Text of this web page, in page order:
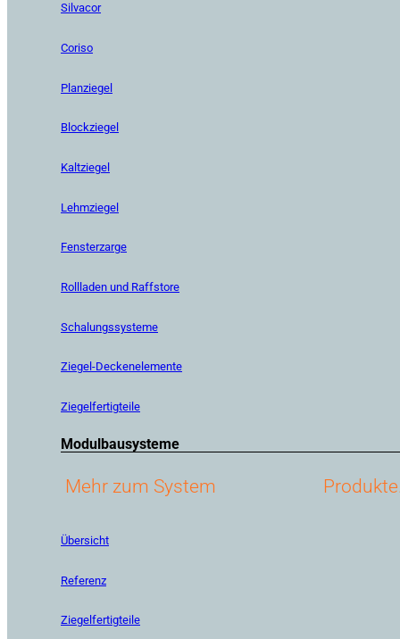
Silvacor
Coriso
Planziegel
Blockziegel
Kaltziegel
Lehmziegel
Fensterzarge
Rollladen und Raffstore
Schalungssysteme
Ziegel-Deckenelemente
Ziegelfertigteile
Modulbausysteme
Mehr zum System
Übersicht
Referenz
Ziegelfertigteile